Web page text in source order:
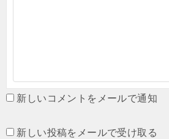
新しいコメントをメールで通知
新しい投稿をメールで受け取る